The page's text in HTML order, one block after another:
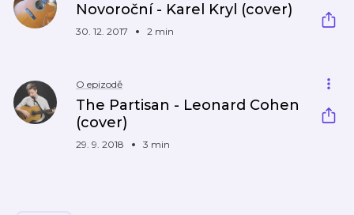
Novoroční - Karel Kryl (cover)
30. 12. 2017 2 min
O epizodě
The Partisan - Leonard Cohen
(cover)
29. 9. 2018 3 min